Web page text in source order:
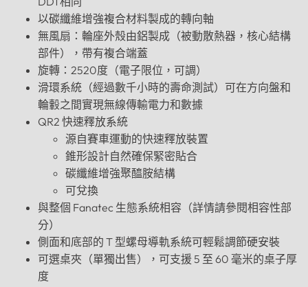
以碳纖維增強複合材料製成的轉向軸
無風扇：輪座外殼由鋁製成（被動散熱器，核心結構
部件），帶有複合端蓋
旋轉：2520度（電子限位，可調）
滑環系統（經過數千小時的壽命測試）可在方向盤和
輪轂之間實現無線傳輸電力和數據
QR2 快速釋放系統
源自賽車運動的快速釋放裝置
錐形設計自然確保緊密貼合
碳纖維增強聚醯胺結構
可兌換
與整個 Fanatec 生態系統相容（詳情請參閱相容性部
分）
側面和底部的 T 型螺母導軌系統可輕鬆調節硬安裝
可選桌夾（單獨出售），可支援 5 至 60 毫米的桌子厚
度